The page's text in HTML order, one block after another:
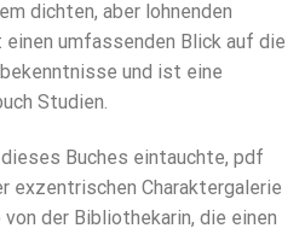
dichten, aber lohnenden
umfassenden Blick auf die
und ist eine
Studien.
Buches eintauchte, pdf
exzentrischen Charaktergalerie
der Bibliothekarin, die einen